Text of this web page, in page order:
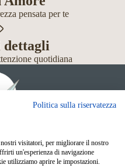
pensata per te
dettagli
quotidiana
Politica sulla riservatezza
visitatori, per migliorare il nostro
un'esperienza di navigazione
utilizziamo aprire le impostazioni.